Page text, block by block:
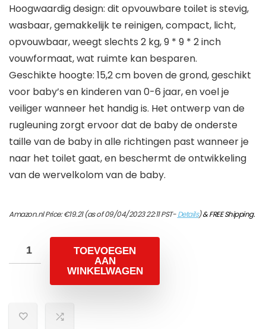
Hoogwaardig design: dit opvouwbare toilet is stevig,
wasbaar, gemakkelijk te reinigen, compact, licht,
opvouwbaar, weegt slechts 2 kg, 9 * 9 * 2 inch
vouwformaat, wat ruimte kan besparen.
Geschikte hoogte: 15,2 cm boven de grond, geschikt
voor baby’s en kinderen van 0-6 jaar, en voel je
veiliger wanneer het handig is. Het ontwerp van de
rugleuning zorgt ervoor dat de baby de onderste
taille van de baby in alle richtingen past wanneer je
naar het toilet gaat, en beschermt de ontwikkeling
van de wervelkolom van de baby.
Amazon.nl Price:€19.21(as of 09/04/2023 22:11 PST-Details)&FREE Shipping.
TOEVOEGEN
AAN
WINKELWAGEN